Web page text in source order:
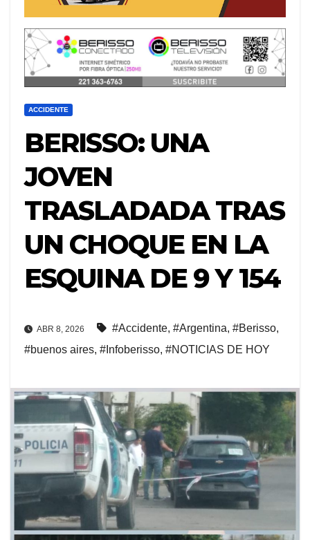
ACCIDENTE
BERISSO: UNA
JOVEN
TRASLADADA TRAS
UN CHOQUE EN LA
ESQUINA DE 9 Y 154
ABR 8, 2026 #Accidente, #Argentina, #Berisso,
#buenos aires, #Infoberisso, #NOTICIAS DE HOY